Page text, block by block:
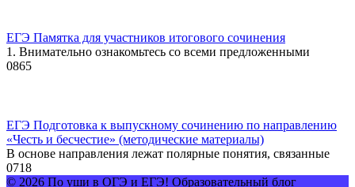
ЕГЭ Памятка для участников итогового сочинения
1. Внимательно ознакомьтесь со всеми предложенными
0865
ЕГЭ Подготовка к выпускному сочинению по направлению
«Честь и бесчестие» (методические материалы)
В основе направления лежат полярные понятия, связанные
0718
© 2026 По уши в ОГЭ и ЕГЭ! Образовательный блог